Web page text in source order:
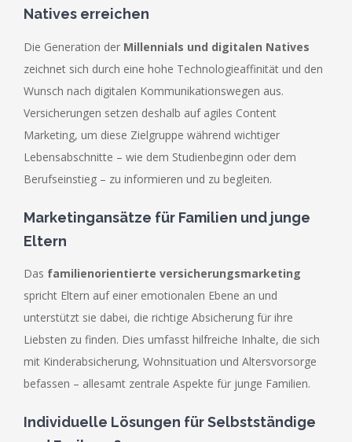
Natives erreichen
Die Generation der Millennials und digitalen Natives
zeichnet sich durch eine hohe Technologieaffinität und den
Wunsch nach digitalen Kommunikationswegen aus.
Versicherungen setzen deshalb auf agiles Content
Marketing, um diese Zielgruppe während wichtiger
Lebensabschnitte – wie dem Studienbeginn oder dem
Berufseinstieg – zu informieren und zu begleiten.
Marketingansätze für Familien und junge
Eltern
Das familienorientierte versicherungsmarketing
spricht Eltern auf einer emotionalen Ebene an und
unterstützt sie dabei, die richtige Absicherung für ihre
Liebsten zu finden. Dies umfasst hilfreiche Inhalte, die sich
mit Kinderabsicherung, Wohnsituation und Altersvorsorge
befassen – allesamt zentrale Aspekte für junge Familien.
Individuelle Lösungen für Selbstständige